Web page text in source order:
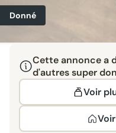
Donné
Cette annonce a
d'autres super
Voir